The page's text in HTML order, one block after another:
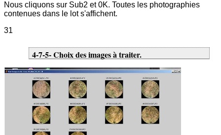
Nous cliquons sur Sub2 et 0K. Toutes les photographies
contenues dans le lot s'affichent.
31
4-7-5- Choix des images à traiter.